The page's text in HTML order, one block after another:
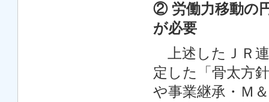
② 労働力移動の
が必要
上述したＪＲ
定した「骨太方
や事業継承・Ｍ